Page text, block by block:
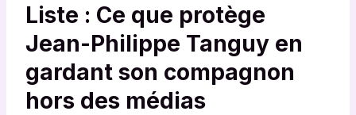
Liste : Ce que protège
Jean-Philippe Tanguy en
gardant son compagnon
hors des médias